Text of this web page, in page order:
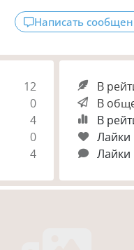
Написать
12
0
4
0
4
В
В
В
Лайки
Лайки